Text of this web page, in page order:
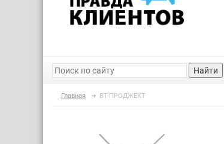
Найти
Главная ВТ-ПРОДЖЕКТ